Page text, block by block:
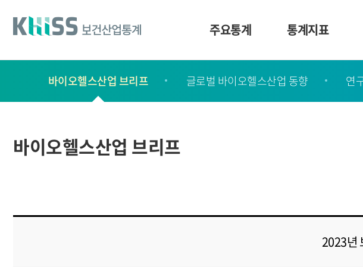
건
주요통계 통계지표
서
바이오헬스산업 브리프 글로벌 바이오헬스산업 동향 연
바이오헬스산업 브리프
2023년